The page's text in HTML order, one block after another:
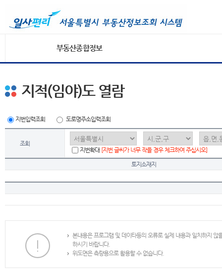
부동산종합정보
지적(임야)도 열람
지번입력조회 도로명주소입력조회
조회
지번확대 [지번 글씨가 너무 작을 경우 체크하여 주십시오]
토지소재지
본내용은 프로그램 및 데이타등의 오류로 실제 내용과 일치하지
하시기 바랍니다.
위도면은 측량용으로 활용할 수 없습니다.